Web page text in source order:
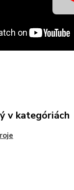
v kategóriách